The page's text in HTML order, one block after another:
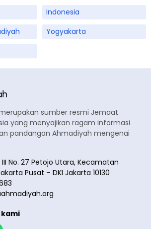
Indonesia
Yogyakarta
sumber resmi Jemaat
yang menyajikan ragam informasi
pandangan Ahmadiyah mengenai
No. 27 Petojo Utara, Kecamatan
Pusat – DKI Jakarta 10130